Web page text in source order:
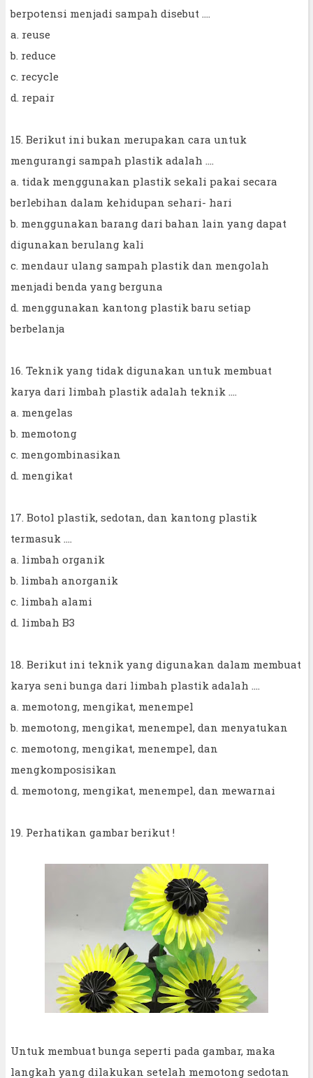
berpotensi menjadi sampah disebut ....
a. reuse
b. reduce
c. recycle
d. repair
15. Berikut ini bukan merupakan cara untuk
mengurangi sampah plastik adalah ....
a. tidak menggunakan plastik sekali pakai secara
berlebihan dalam kehidupan sehari- hari
b. menggunakan barang dari bahan lain yang dapat
digunakan berulang kali
c. mendaur ulang sampah plastik dan mengolah
menjadi benda yang berguna
d. menggunakan kantong plastik baru setiap
berbelanja
16. Teknik yang tidak digunakan untuk membuat
karya dari limbah plastik adalah teknik ....
a. mengelas
b. memotong
c. mengombinasikan
d. mengikat
17. Botol plastik, sedotan, dan kantong plastik
termasuk ....
a. limbah organik
b. limbah anorganik
c. limbah alami
d. limbah B3
18. Berikut ini teknik yang digunakan dalam membuat
karya seni bunga dari limbah plastik adalah ....
a. memotong, mengikat, menempel
b. memotong, mengikat, menempel, dan menyatukan
c. memotong, mengikat, menempel, dan
mengkomposisikan
d. memotong, mengikat, menempel, dan mewarnai
19. Perhatikan gambar berikut !
Untuk membuat bunga seperti pada gambar, maka
langkah yang dilakukan setelah memotong sedotan